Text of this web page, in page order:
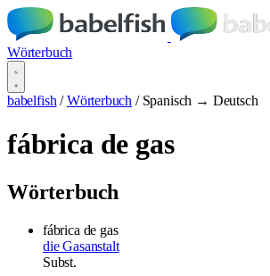
Wörterbuch
babelfish / Wörterbuch / Spanisch → Deutsch
fábrica de gas
Wörterbuch
fábrica de gas
die Gasanstalt
Subst.